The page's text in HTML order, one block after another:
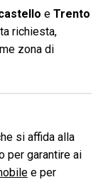
e Trento
richiesta,
zona di
si affida alla
per garantire ai
e per